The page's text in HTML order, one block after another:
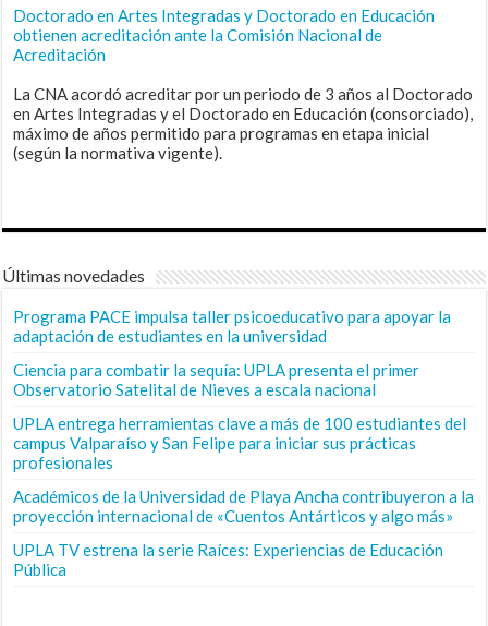
Doctorado en Artes Integradas y Doctorado en Educación
obtienen acreditación ante la Comisión Nacional de
Acreditación
La CNA acordó acreditar por un periodo de 3 años al Doctorado
en Artes Integradas y el Doctorado en Educación (consorciado),
máximo de años permitido para programas en etapa inicial
(según la normativa vigente).
Últimas novedades
Programa PACE impulsa taller psicoeducativo para apoyar la
adaptación de estudiantes en la universidad
Ciencia para combatir la sequía: UPLA presenta el primer
Observatorio Satelital de Nieves a escala nacional
UPLA entrega herramientas clave a más de 100 estudiantes del
campus Valparaíso y San Felipe para iniciar sus prácticas
profesionales
Académicos de la Universidad de Playa Ancha contribuyeron a la
proyección internacional de «Cuentos Antárticos y algo más»
UPLA TV estrena la serie Raíces: Experiencias de Educación
Pública